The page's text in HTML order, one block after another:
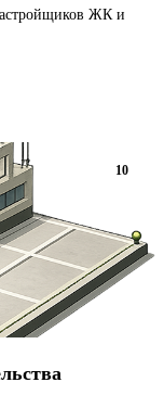
ЖК и
10